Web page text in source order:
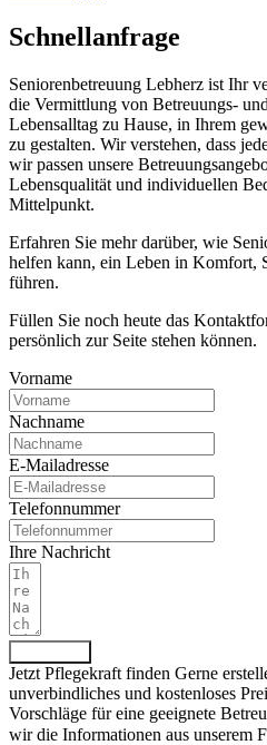
Schnell­anfrage
Seniorenbetreuung Lebherz ist Ihr
die Vermittlung von Betreuungs-
Lebensalltag zu Hause, in Ihrem
zu gestalten. Wir verstehen, dass
wir passen unsere
Lebensqualität und individuellen
Mittelpunkt.
Erfahren Sie mehr darüber, wie
helfen kann, ein Leben in Komfort,
führen.
Füllen Sie noch heute das
persönlich zur Seite stehen können.
Vorname
Nachname
E-Mailadresse
Telefonnummer
Ihre Nachricht
Jetzt Pflegekraft finden Gerne
unverbindliches und kostenloses
Vorschläge für eine geeignete
wir die Informationen aus unserem